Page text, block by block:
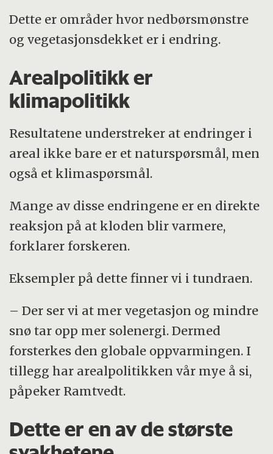
Dette er områder hvor nedbørsmønstre
og vegetasjonsdekket er i endring.
Arealpolitikk er
klimapolitikk
Resultatene understreker at endringer i
areal ikke bare er et naturspørsmål, men
også et klimaspørsmål.
Mange av disse endringene er en direkte
reaksjon på at kloden blir varmere,
forklarer forskeren.
Eksempler på dette finner vi i tundraen.
– Der ser vi at mer vegetasjon og mindre
snø tar opp mer solenergi. Dermed
forsterkes den globale oppvarmingen. I
tillegg har arealpolitikken vår mye å si,
påpeker Ramtvedt.
Dette er en av de største